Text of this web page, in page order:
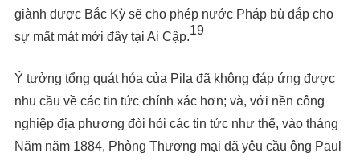
giành được Bắc Kỳ sẽ cho phép nước Pháp bù đắp cho
sự mất mát mới đây tại Ai Cập.19
Ý tưởng tổng quát hóa của Pila đã không đáp ứng được
nhu cầu về các tin tức chính xác hơn; và, với nền công
nghiệp địa phương đòi hỏi các tin tức như thế, vào tháng
Năm năm 1884, Phòng Thương mại đã yêu cầu ông Paul